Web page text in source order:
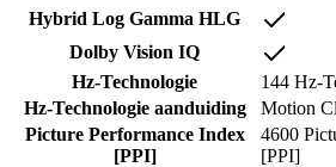
Hybrid Log Gamma HLG
Dolby Vision IQ
Hz-Technologie
144 Hz-
Hz-Technologie aanduiding
Motion
Picture Performance Index
[PPI]
4600
[PPI]